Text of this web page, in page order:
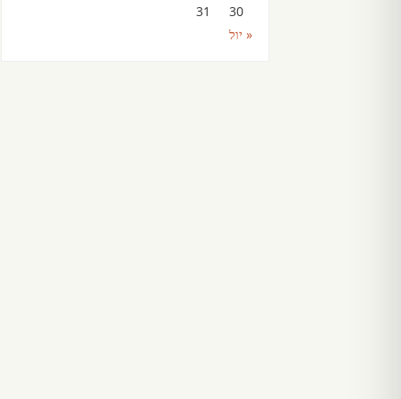
30
31
« יול